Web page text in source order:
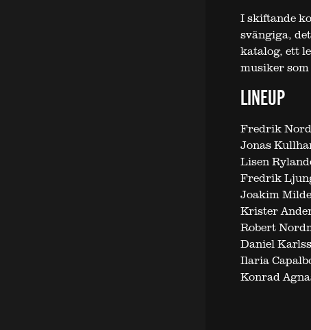
I skiftande
svängiga,
katalog, ett
musiker
LINEUP
Fredrik
Jonas
Lisen
Fredrik
Joakim
Krister
Robert
Daniel
Ilaria
Konrad